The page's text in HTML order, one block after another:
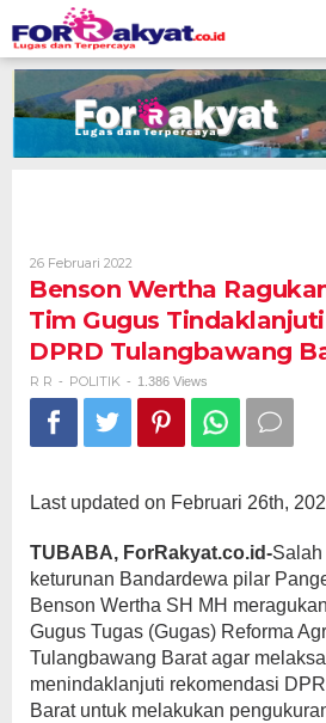
to
content
26 Februari 2022
R
R
Benson Wertha
Tim Gugus
DPRD Tulangbawang
R R - POLITIK - 1.386 Views
Last updated on Februari 26th,
TUBABA, ForRakyat.co.id-
keturunan Bandardewa pilar
Benson Wertha SH MH
Gugus Tugas (Gugas) Reforma
Tulangbawang Barat agar
menindaklanjuti rekomendasi
Barat untuk melakukan